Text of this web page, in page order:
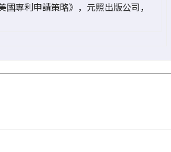
國專利申請策略》，元照出版公司，